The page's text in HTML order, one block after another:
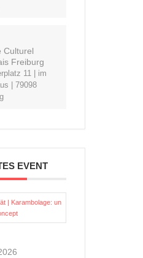
Culturel
Freiburg
11 | im
| 79098
EVENT
| Karambolage: un